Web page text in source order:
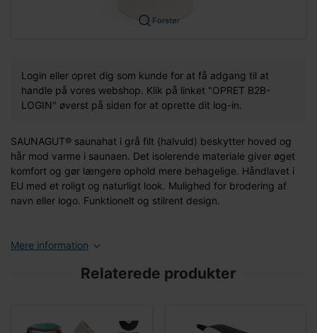
Forstør
Login eller opret dig som kunde for at få adgang til at
handle på vores webshop. Klik på linket "OPRET B2B-
LOGIN" øverst på siden for at oprette dit log-in.
SAUNAGUT® saunahat i grå filt (halvuld) beskytter hoved og
hår mod varme i saunaen. Det isolerende materiale giver øget
komfort og gør længere ophold mere behagelige. Håndlavet i
EU med et roligt og naturligt look. Mulighed for brodering af
navn eller logo. Funktionelt og stilrent design.
Mere information
Relaterede produkter